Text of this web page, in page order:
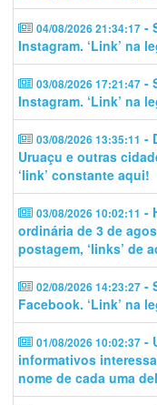
04/08/2026 21:34:17 -
Instagram. ‘Link’ na
03/08/2026 17:21:47 -
Instagram. ‘Link’ na
03/08/2026 13:35:11 -
Uruaçu e outras
‘link’ constante aqui!
03/08/2026 10:02:11 -
ordinária de 3 de
postagem, ‘links’ de
02/08/2026 14:23:27 -
Facebook. ‘Link’ na
01/08/2026 10:02:37 -
informativos
nome de cada uma